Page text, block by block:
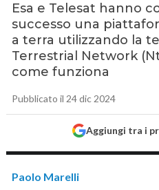
Esa e Telesat hanno
successo una
a terra utilizzando la
Terrestrial Network
come funziona
Pubblicato il 24 dic 2024
Aggiungi tra i
Paolo Marelli